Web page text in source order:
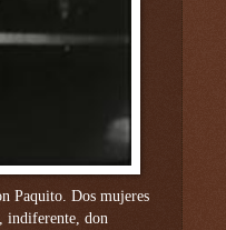
Paquito. Dos mujeres
indiferente, don